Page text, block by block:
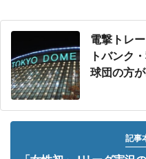
電撃トレ
トバンク
球団の方
記事